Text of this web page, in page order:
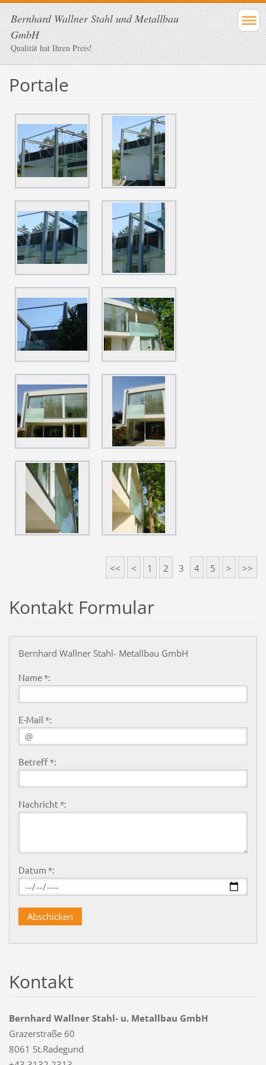
Bernhard Wallner Stahl und Metallbau
GmbH
Qualität hat Ihren Preis!
Portale
<< < 1 2 3 4 5 > >>
Kontakt Formular
Bernhard Wallner Stahl- Metallbau GmbH
Name *:
E-Mail *:
Betreff *:
Nachricht *:
Datum *:
Kontakt
Bernhard Wallner Stahl- u. Metallbau GmbH
Grazerstraße 60
8061 St.Radegund